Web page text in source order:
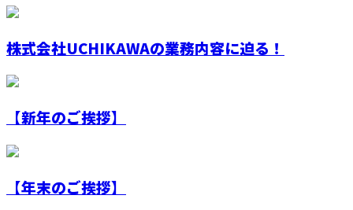
株式会社UCHIKAWAの業務内容に迫る！
【新年のご挨拶】
【年末のご挨拶】